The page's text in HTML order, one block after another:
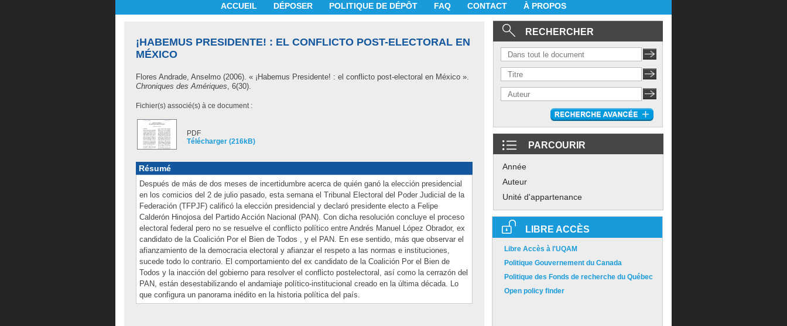
ACCUEIL DÉPOSER POLITIQUE DE DÉPÔT FAQ CONTACT À PROPOS
¡HABEMUS PRESIDENTE! : EL CONFLICTO POST-ELECTORAL EN
MÉXICO
Flores Andrade, Anselmo (2006). « ¡Habemus Presidente! : el conflicto post-electoral en México ».
Chroniques des Amériques, 6(30).
Fichier(s) associé(s) à ce document :
PDF
Télécharger (216kB)
Résumé
Después de más de dos meses de incertidumbre acerca de quién ganó la elección presidencial
en los comicios del 2 de julio pasado, esta semana el Tribunal Electoral del Poder Judicial de la
Federación (TFPJF) calificó la elección presidencial y declaró presidente electo a Felipe
Calderón Hinojosa del Partido Acción Nacional (PAN). Con dicha resolución concluye el proceso
electoral federal pero no se resuelve el conflicto político entre Andrés Manuel López Obrador, ex
candidato de la Coalición Por el Bien de Todos , y el PAN. En ese sentido, más que observar el
afianzamiento de la democracia electoral y afianzar el respeto a las normas e instituciones,
sucede todo lo contrario. El comportamiento del ex candidato de la Coalición Por el Bien de
Todos y la inacción del gobierno para resolver el conflicto postelectoral, así como la cerrazón del
PAN, están desestabilizando el andamiaje político-institucional creado en la última década. Lo
que configura un panorama inédito en la historia política del país.
RECHERCHER
PARCOURIR
Année
Auteur
Unité d'appartenance
LIBRE ACCÈS
Libre Accès à l'UQAM
Politique Gouvernement du Canada
Politique des Fonds de recherche du Québec
Open policy finder